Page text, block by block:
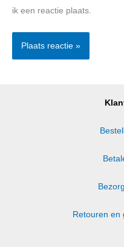
ik een reactie plaats.
Retouren en